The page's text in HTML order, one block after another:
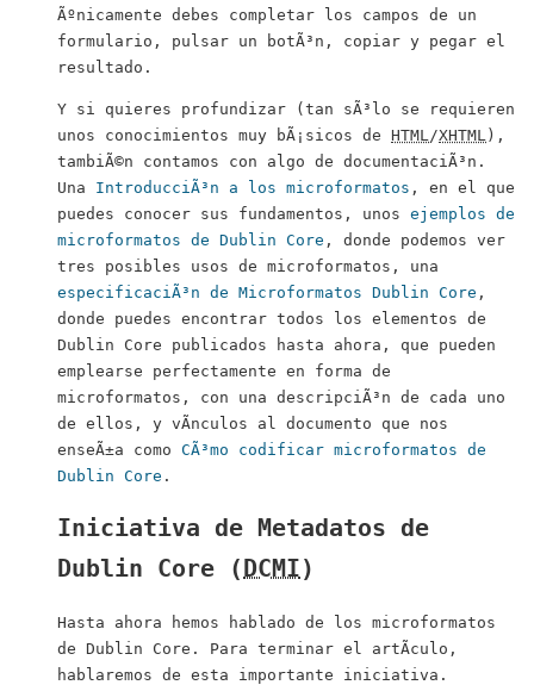
Ãºnicamente debes completar los campos de un
formulario, pulsar un botÃ³n, copiar y pegar el
resultado.
Y si quieres profundizar (tan sÃ³lo se requieren
unos conocimientos muy bÃ¡sicos de HTML/XHTML ),
tambiÃ©n contamos con algo de documentaciÃ³n.
Una IntroducciÃ³n a los microformatos , en el que
puedes conocer sus fundamentos, unos ejemplos de
microformatos de Dublin Core , donde podemos ver
tres posibles usos de microformatos, una
especificaciÃ³n de Microformatos Dublin Core ,
donde puedes encontrar todos los elementos de
Dublin Core publicados hasta ahora, que pueden
emplearse perfectamente en forma de
microformatos, con una descripciÃ³n de cada uno
de ellos, y vÃ­nculos al documento que nos
enseÃ±a como CÃ³mo codificar microformatos de
Dublin Core .
Iniciativa de Metadatos de
Dublin Core ( DCMI)
Hasta ahora hemos hablado de los microformatos
de Dublin Core . Para terminar el artÃ­culo,
hablaremos de esta importante iniciativa.